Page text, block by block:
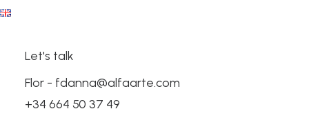
Let's talk
Flor - fdanna@alfaarte.com
+34 664 50 37 49